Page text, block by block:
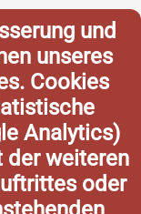
und
unseres
Cookies
Analytics)
der weiteren
oder